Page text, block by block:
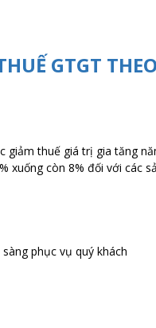
GTGT
giảm thuế giá trị gia tăng
xuống còn 8% đối với các
phục vụ quý khách